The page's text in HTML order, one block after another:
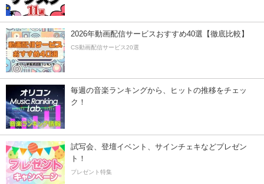
2026年動画配信サービスおすすめ40選【徹底比較】
CS動画配信サービス20選
毎週の音楽ランキングから、ヒットの推移をチェッ
ク！
試写会、登壇イベント、サインチェキなどプレゼン
ト！
プレゼント特集